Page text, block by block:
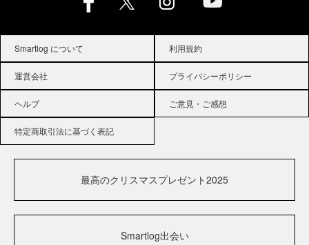
Smartlog について 利用規約
運営会社 プライバシーポリシー
ヘルプ ご意見・ご感想
特定商取引法に基づく表記
最高のクリスマスプレゼント2025
Smartlog出会い